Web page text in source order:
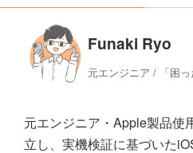
Funaki Ryo
元エンジニア / 「困
元エンジニア・Apple製品使
立し、実機検証に基づいた